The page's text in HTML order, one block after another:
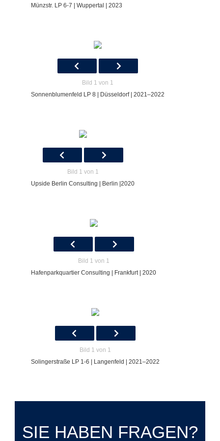
Münzstr. LP 6-7 | Wuppertal | 2023
Bild 1 von 1
Sonnenblumenfeld LP 8 | Düsseldorf | 2021–2022
Bild 1 von 1
Upside Berlin Consulting | Berlin |2020
Bild 1 von 1
Hafenparkquartier Consulting | Frankfurt | 2020
Bild 1 von 1
Solingerstraße LP 1-6 | Langenfeld | 2021–2022
SIE HABEN FRAGEN?